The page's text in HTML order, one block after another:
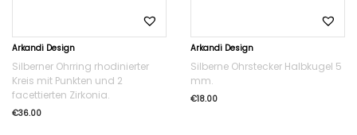
Arkandi Design
Silberner Ohrring rhodinierter
Kreis mit Punkten und 2
facettierten Zirkonia.
€36.00
Arkandi Design
Silberne Ohrstecker Halbkugel 5
mm.
€18.00